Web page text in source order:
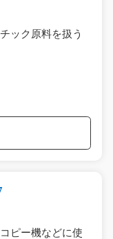
ック原料を扱う
ピー機などに使